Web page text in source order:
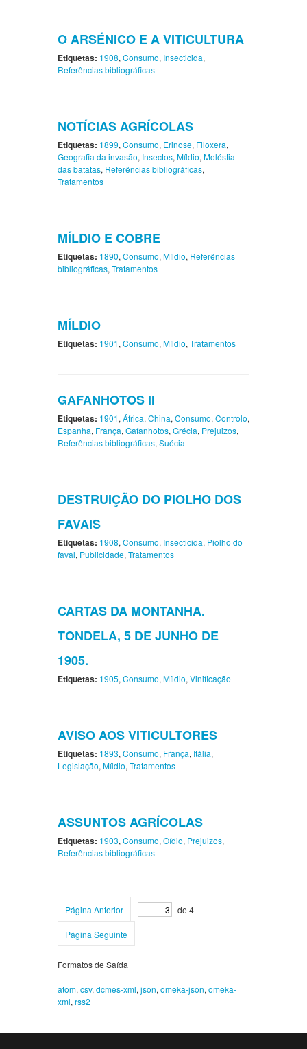
O ARSÉNICO E A VITICULTURA
Etiquetas: 1908, Consumo, Insecticida,
Referências bibliográficas
NOTÍCIAS AGRÍCOLAS
Etiquetas: 1899, Consumo, Erinose, Filoxera,
Geografia da invasão, Insectos, Míldio, Moléstia
das batatas, Referências bibliográficas,
Tratamentos
MÍLDIO E COBRE
Etiquetas: 1890, Consumo, Míldio, Referências
bibliográficas, Tratamentos
MÍLDIO
Etiquetas: 1901, Consumo, Míldio, Tratamentos
GAFANHOTOS II
Etiquetas: 1901, África, China, Consumo, Controlo,
Espanha, França, Gafanhotos, Grécia, Prejuizos,
Referências bibliográficas, Suécia
DESTRUIÇÃO DO PIOLHO DOS
FAVAIS
Etiquetas: 1908, Consumo, Insecticida, Piolho do
faval, Publicidade, Tratamentos
CARTAS DA MONTANHA.
TONDELA, 5 DE JUNHO DE
1905.
Etiquetas: 1905, Consumo, Míldio, Vinificação
AVISO AOS VITICULTORES
Etiquetas: 1893, Consumo, França, Itália,
Legislação, Míldio, Tratamentos
ASSUNTOS AGRÍCOLAS
Etiquetas: 1903, Consumo, Oídio, Prejuizos,
Referências bibliográficas
Página Anterior de 4
Página Seguinte
Formatos de Saída
atom, csv, dcmes-xml, json, omeka-json, omeka-
xml, rss2